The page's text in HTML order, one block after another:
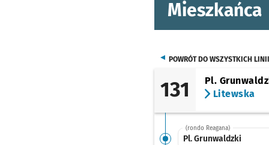
Mieszkańca
POWRÓT DO WSZYSTKICH LINII
131
Pl.
Litewska
(rondo Reagana)
Pl. Grunwaldzki